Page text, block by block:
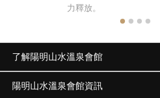
力釋放。
了解陽明山水溫泉會館
陽明山水溫泉會館資訊